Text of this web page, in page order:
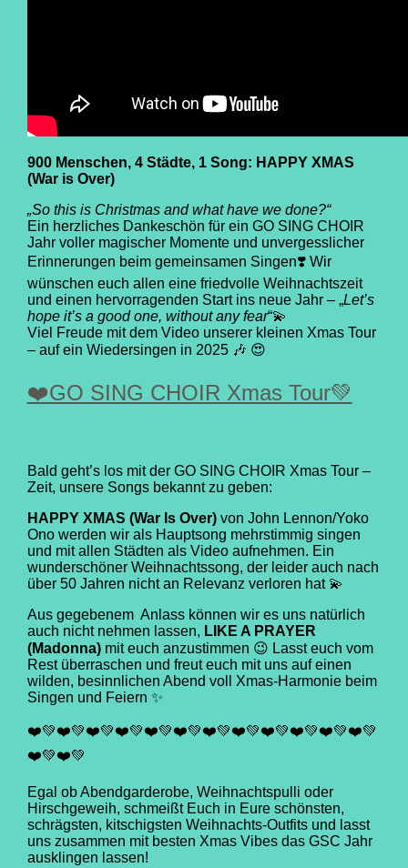
900 Menschen, 4 Städte, 1 Song: HAPPY XMAS
(War is Over)
„So this is Christmas and what have we done?“
Ein herzliches Dankeschön für ein GO SING CHOIR
Jahr voller magischer Momente und unvergesslicher
Erinnerungen beim gemeinsamen Singen❣️ Wir
wünschen euch allen eine friedvolle Weihnachtszeit
und einen hervorragenden Start ins neue Jahr – „Let’s
hope it’s a good one, without any fear“💫
Viel Freude mit dem Video unserer kleinen Xmas Tour
– auf ein Wiedersingen in 2025 🎶 😍
❤️GO SING CHOIR Xmas Tour💚
Bald geht’s los mit der GO SING CHOIR Xmas Tour –
Zeit, unsere Songs bekannt zu geben:
HAPPY XMAS (War Is Over)von John Lennon/Yoko
Ono werden wir als Hauptsong mehrstimmig singen
und mit allen Städten als Video aufnehmen. Ein
wunderschöner Weihnachtssong, der leider auch nach
über 50 Jahren nicht an Relevanz verloren hat 💫
Aus gegebenem Anlass können wir es uns natürlich
auch nicht nehmen lassen, LIKE A PRAYER
(Madonna)mit euch anzustimmen 😉 Lasst euch vom
Rest überraschen und freut euch mit uns auf einen
wilden, besinnlichen Abend voll Xmas-Harmonie beim
Singen und Feiern ✨
❤️💚❤️💚❤️💚❤️💚❤️💚❤️💚❤️💚❤️💚❤️💚❤️💚❤️💚❤️💚
❤️💚❤️💚
Egal ob Abendgarderobe, Weihnachtspulli oder
Hirschgeweih, schmeißt Euch in Eure schönsten,
schrägsten, kitschigsten Weihnachts-Outfits und lasst
uns zusammen mit besten Xmas Vibes das GSC Jahr
ausklingen lassen!